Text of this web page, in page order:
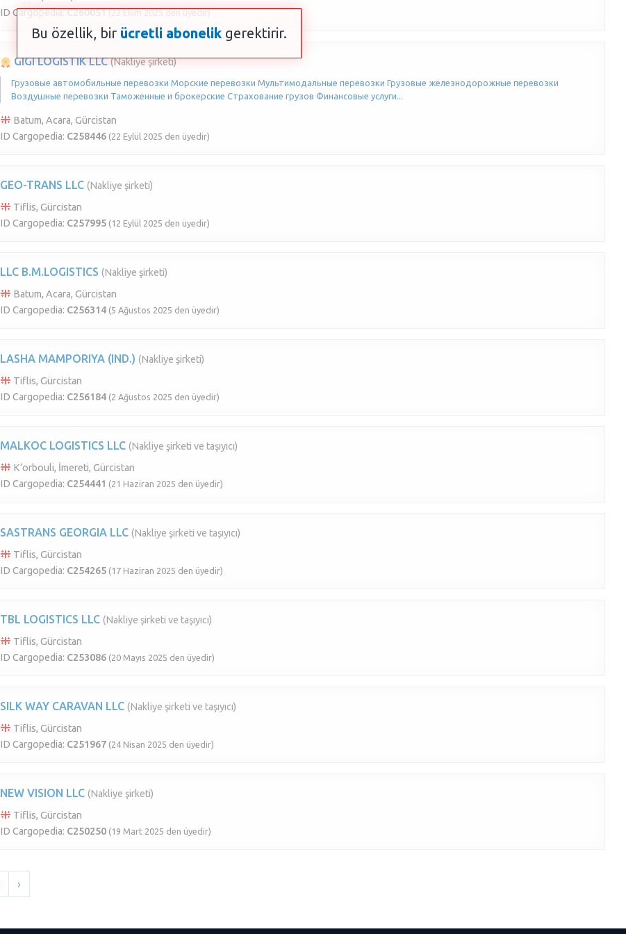
ID Cargopedia:C260051 (22 Ekim 2025 den üyedir)
GIGI LOGISTIK LLC (Nakliye şirketi)
Грузовые автомобильные перевозки Морские перевозки Мультимодальные перевозки Грузовые железнодорожные перевозки
Воздушные перевозки Таможенные и брокерские Страхование грузов Финансовые услуги...
Batum, Acara, Gürcistan
ID Cargopedia: C258446 (22 Eylül 2025 den üyedir)
GEO-TRANS LLC (Nakliye şirketi)
Tiflis, Gürcistan
ID Cargopedia: C257995 (12 Eylül 2025 den üyedir)
LLC B.M.LOGISTICS (Nakliye şirketi)
Batum, Acara, Gürcistan
ID Cargopedia: C256314 (5 Ağustos 2025 den üyedir)
LASHA MAMPORIYA (IND.) (Nakliye şirketi)
Tiflis, Gürcistan
ID Cargopedia: C256184 (2 Ağustos 2025 den üyedir)
MALKOC LOGISTICS LLC (Nakliye şirketi ve taşıyıcı)
K’orbouli, İmereti, Gürcistan
ID Cargopedia: C254441 (21 Haziran 2025 den üyedir)
SASTRANS GEORGIA LLC (Nakliye şirketi ve taşıyıcı)
Tiflis, Gürcistan
ID Cargopedia: C254265 (17 Haziran 2025 den üyedir)
TBL LOGISTICS LLC (Nakliye şirketi ve taşıyıcı)
Tiflis, Gürcistan
ID Cargopedia: C253086 (20 Mayıs 2025 den üyedir)
SILK WAY CARAVAN LLC (Nakliye şirketi ve taşıyıcı)
Tiflis, Gürcistan
ID Cargopedia: C251967 (24 Nisan 2025 den üyedir)
NEW VISION LLC (Nakliye şirketi)
Tiflis, Gürcistan
ID Cargopedia: C250250 (19 Mart 2025 den üyedir)
›
Bu özellik, bir ücretli abonelik gerektirir.